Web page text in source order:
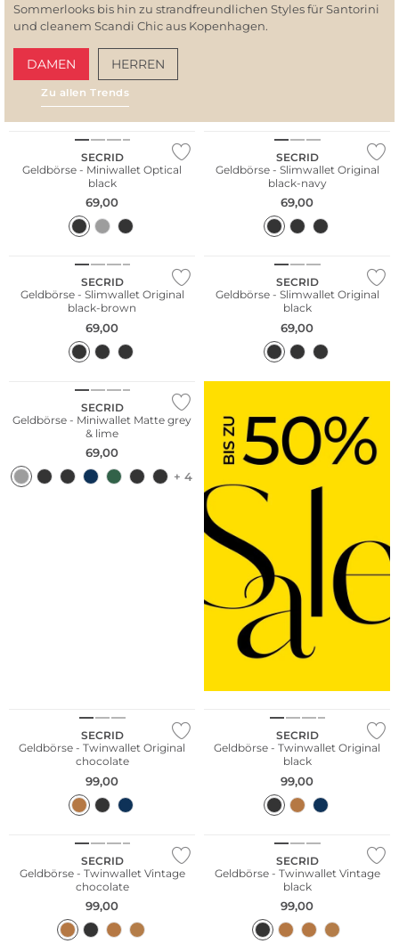
Sommerlooks bis hin zu strandfreundlichen Styles für Santorini
und cleanem Scandi Chic aus Kopenhagen.
DAMEN HERREN
Zu allen Trends
SECRID
Geldbörse - Miniwallet Optical
black
69,00
SECRID
Geldbörse - Slimwallet Original
black-navy
69,00
SECRID
Geldbörse - Slimwallet Original
black-brown
69,00
SECRID
Geldbörse - Slimwallet Original
black
69,00
SECRID
Geldbörse - Miniwallet Matte grey
& lime
69,00
+ 4
SECRID
Geldbörse - Twinwallet Original
chocolate
99,00
Nachhaltig
SECRID
Geldbörse - Twinwallet Original
black
99,00
SECRID
Geldbörse - Twinwallet Vintage
chocolate
99,00
SECRID
Geldbörse - Twinwallet Vintage
black
99,00